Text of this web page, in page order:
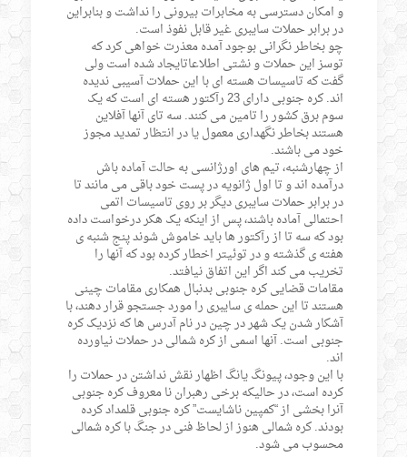
و امکان دسترسی به مخابرات بیرونی را نداشت و بنابراین
در برابر حملات سایبری غیر قابل نفوذ است.
چو بخاطر نگرانی بوجود آمده معذرت خواهی کرد که
توسز این حملات و نشتی اطلاعاتایجاد شده است ولی
گفت که تاسیسات هسته ای با این حملات آسیبی ندیده
اند. کره جنوبی دارای 23 رآکتور هسته ای است که یک
سوم برق کشور را تامین می کنند. سه تای آنها آفلاین
هستند بخاطر نگهداری معمول یا در انتظار تمدید مجوز
خود می باشند.
از چهارشنبه، تیم های اورژانسی به حالت آماده باش
درآمده اند و تا اول ژانویه در پست خود باقی می مانند تا
در برابر حملات سایبری دیگر بر روی تاسیسات اتمی
احتمالی آماده باشند، پس از اینکه یک هکر درخواست داده
بود که سه تا از رآکتور ها باید خاموش شوند پنج شنبه ی
هفته ی گذشته و در توئیتر اخطار کرده بود که آنها را
تخریب می کند اگر این اتفاق نیافتد.
مقامات قضایی کره جنوبی بدنبال همکاری مقامات چینی
هستند تا این حمله ی سایبری را مورد جستجو قرار دهند، با
آشکار شدن یک شهر در چین در نام آدرس ها که نزدیک کره
جنوبی است. آنها اسمی از کره شمالی در حملات نیاورده
اند.
با این وجود، پیونگ یانگ اظهار نقش نداشتن در حملات را
کرده است، در حالیکه برخی رهبران نا معروف کره جنوبی
آنرا بخشی از “کمپین ناشایست” کره جنوبی قلمداد کرده
بودند. کره شمالی هنوز از لحاظ فنی در جنگ با کره شمالی
محسوب می شود.